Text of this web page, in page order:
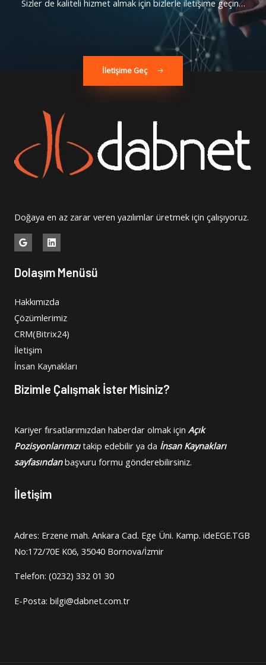
Sizler de kaliteli hizmet almak için bizlerle iletişime geçin…
İletişime Geç
Doğaya en az zarar veren yazılımlar üretmek için çalışıyoruz.
Dolaşım Menüsü
Hakkımızda
Çözümlerimiz
CRM(Bitrix24)
İletişim
İnsan Kaynakları
Bizimle Çalışmak İster Misiniz?
Kariyer fırsatlarımızdan haberdar olmak için Açık
Pozisyonlarımızıtakip edebilir ya da İnsan Kaynakları
sayfasındanbaşvuru formu gönderebilirsiniz.
İletişim
Adres: Erzene mah. Ankara Cad. Ege Üni. Kamp. ideEGE.TGB
No:172/70E K06, 35040 Bornova/İzmir
Telefon: (0232) 332 01 30
E-Posta: bilgi@dabnet.com.tr